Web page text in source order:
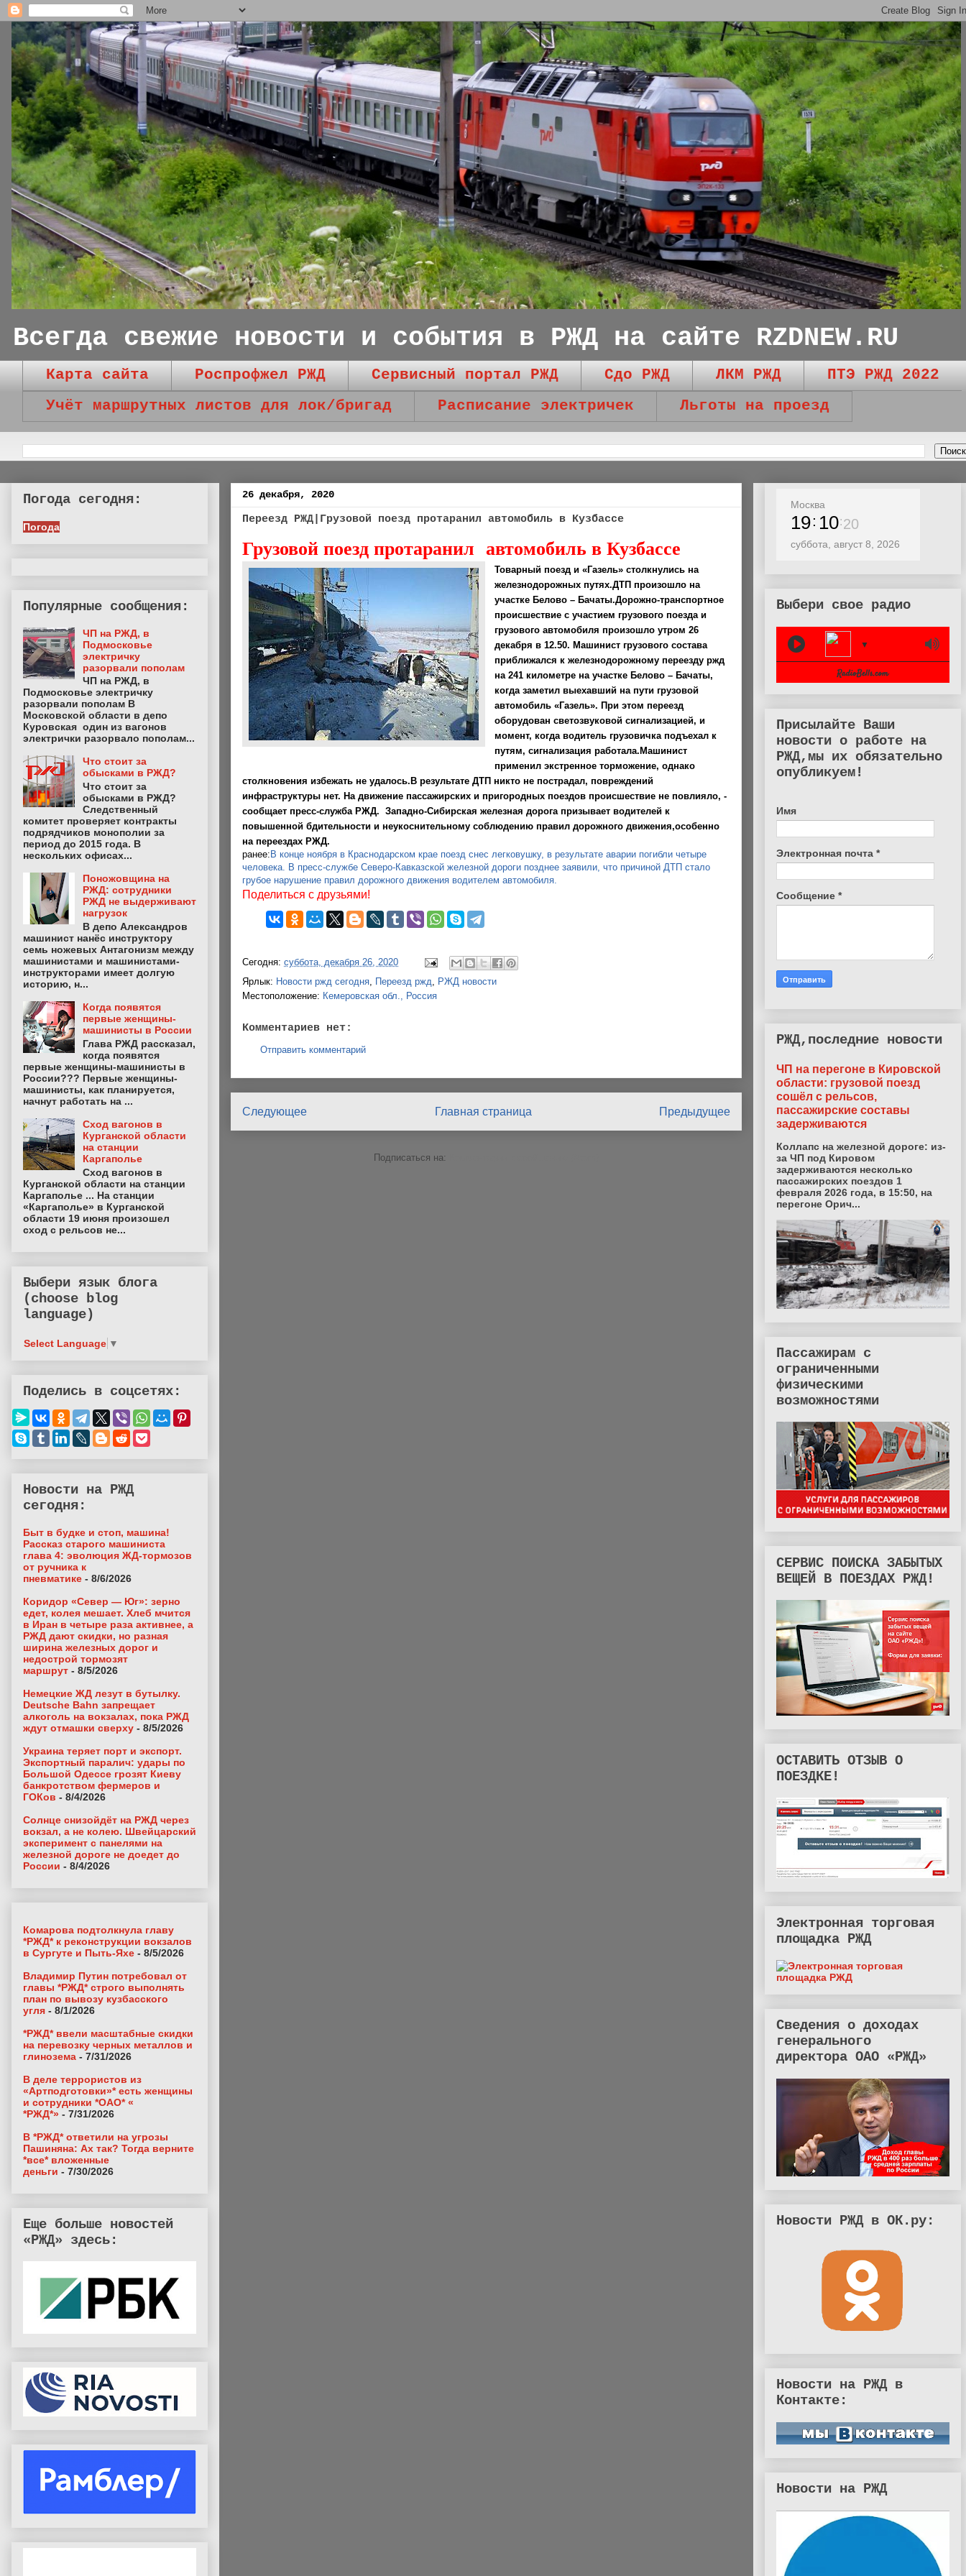
Всегда свежие новости и события в РЖД на сайте RZDNEW.RU
Карта сайта Роспрофжел РЖД Сервисный портал РЖД Сдо РЖД ЛКМ РЖД
ПТЭ РЖД 2022
Учёт маршрутных листов для лок/бригад
Расписание электричек Льготы на проезд
26 декабря, 2020
Переезд РЖД|Грузовой поезд протаранил автомобиль в Кузбассе
Грузовой поезд протаранил автомобиль в Кузбассе
Товарный поезд и «Газель» столкнулись на
железнодорожных путях.ДТП произошло на
участке Белово – Бачаты.Дорожно-транспортное
происшествие с участием грузового поезда и
грузового автомобиля произошло утром 26
декабря в 12.50. Машинист грузового состава
приближался к железнодорожному переезду ржд
на 241 километре на участке Белово – Бачаты,
когда заметил выехавший на пути грузовой
автомобиль «Газель». При этом переезд
оборудован светозвуковой сигнализацией, и
момент, когда водитель грузовичка подъехал к
путям, сигнализация работала.Машинист
применил экстренное торможение, однако
столкновения избежать не удалось.В результате ДТП никто не пострадал, повреждений
инфраструктуры нет. На движение пассажирских и пригородных поездов происшествие не повлияло, -
сообщает пресс-служба РЖД. Западно-Сибирская железная дорога призывает водителей к
повышенной бдительности и неукоснительному соблюдению правил дорожного движения,особенно
на переездах РЖД.
ранее: В конце ноября в Краснодарском крае поезд снес легковушку, в результате аварии погибли четыре
человека. В пресс-службе Северо-Кавказской железной дороги позднее заявили, что причиной ДТП стало
грубое нарушение правил дорожного движения водителем автомобиля.
Поделиться с друзьями!
Сегодня: суббота, декабря 26, 2020
Ярлык: Новости ржд сегодня Переезд ржд
РЖД новости
Местоположение: Кемеровская обл., Россия
Комментариев нет:
Отправить комментарий
Следующее Предыдущее
Главная страница
Подписаться на:
Погода сегодня:
Погода
Популярные сообщения:
ЧП на РЖД, в
Подмосковье
электричку
разорвали пополам
ЧП на РЖД, в
Подмосковье электричку
разорвали пополам В
Московской области в депо
Куровская один из вагонов
электрички разорвало пополам...
Что стоит за
обысками в РЖД?
Что стоит за
обысками в РЖД?
Следственный
комитет проверяет контракты
подрядчиков монополии за
период до 2015 года. В
нескольких офисах...
Поножовщина на
РЖД: сотрудники
РЖД не выдерживают
нагрузок
В депо Александров
машинист нанёс инструктору
семь ножевых Антагонизм между
машинистами и машинистами-
инструкторами имеет долгую
историю, н...
Когда появятся
первые женщины-
машинисты в России
Глава РЖД рассказал,
когда появятся
первые женщины-машинисты в
России??? Первые женщины-
машинисты, как планируется,
начнут работать на ...
Сход вагонов в
Курганской области
на станции
Каргаполье
Сход вагонов в
Курганской области на станции
Каргаполье ... На станции
«Каргаполье» в Курганской
области 19 июня произошел
сход с рельсов не...
Выбери язык блога
(choose blog
language)
Select Language ▼
Поделись в соцсетях:
Новости на РЖД
сегодня:
Быт в будке и стоп, машина!
Рассказ старого машиниста
глава 4: эволюция ЖД-тормозов
от ручника к
пневматике - 8/6/2026
Коридор «Север — Юг»: зерно
едет, колея мешает. Хлеб мчится
в Иран в четыре раза активнее, а
РЖД дают скидки, но разная
ширина железных дорог и
недострой тормозят
маршрут - 8/5/2026
Немецкие ЖД лезут в бутылку.
Deutsche Bahn запрещает
алкоголь на вокзалах, пока РЖД
ждут отмашки сверху - 8/5/2026
Украина теряет порт и экспорт.
Экспортный паралич: удары по
Большой Одессе грозят Киеву
банкротством фермеров и
ГОКов - 8/4/2026
Солнце снизойдёт на РЖД через
вокзал, а не колею. Швейцарский
эксперимент с панелями на
железной дороге не доедет до
России - 8/4/2026
Комарова подтолкнула главу
*РЖД* к реконструкции вокзалов
в Сургуте и Пыть-Яхе - 8/5/2026
Владимир Путин потребовал от
главы *РЖД* строго выполнять
план по вывозу кузбасского
угля - 8/1/2026
*РЖД* ввели масштабные скидки
на перевозку черных металлов и
глинозема - 7/31/2026
В деле террористов из
«Артподготовки»* есть женщины
и сотрудники *ОАО* «
*РЖД*» - 7/31/2026
В *РЖД* ответили на угрозы
Пашиняна: Ах так? Тогда верните
*все* вложенные
деньги - 7/30/2026
Еще больше новостей
«РЖД» здесь:
Москва
19 10 22
суббота, август 8, 2026
Выбери свое радио
▼
Присылайте Ваши
новости о работе на
РЖД,мы их обязательно
опубликуем!
Имя
Электронная почта *
Сообщение *
РЖД,последние новости
ЧП на перегоне в Кировской
области: грузовой поезд
сошёл с рельсов,
пассажирские составы
задерживаются
Коллапс на железной дороге: из-
за ЧП под Кировом
задерживаются несколько
пассажирских поездов 1
февраля 2026 года, в 15:50, на
перегоне Орич...
Пассажирам с
ограниченными
физическими
возможностями
СЕРВИС ПОИСКА ЗАБЫТЫХ
ВЕЩЕЙ В ПОЕЗДАХ РЖД!
ОСТАВИТЬ ОТЗЫВ О
ПОЕЗДКЕ!
Электронная торговая
площадка РЖД
Сведения о доходах
генерального
директора ОАО «РЖД»
Новости РЖД в ОК.ру:
Новости на РЖД в
Контакте:
Новости на РЖД